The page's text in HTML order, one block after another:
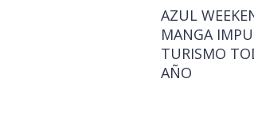
AZUL
MANGA
TURISMO
AÑO